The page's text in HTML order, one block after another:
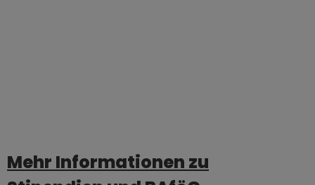
Mehr Informationen zu